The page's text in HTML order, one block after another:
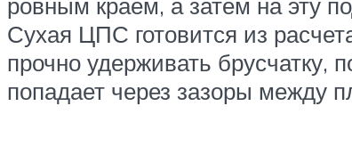
Сухая ЦПС готовится из
прочно удерживать брусчатку,
попадает через зазоры между